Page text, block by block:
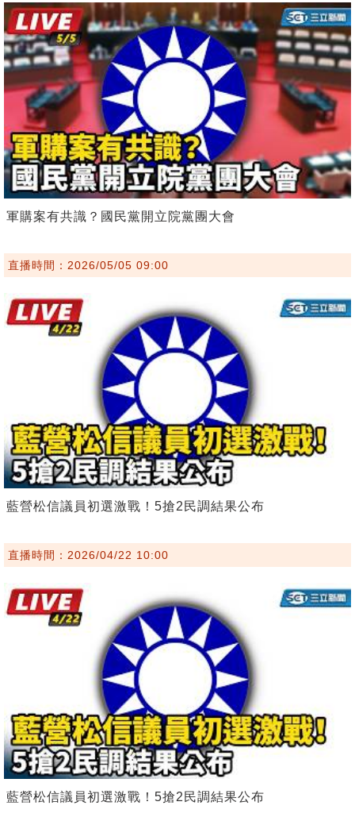
軍購案有共識？國民黨開立院黨團大會
直播時間：2026/05/05 09:00
藍營松信議員初選激戰！5搶2民調結果公布
直播時間：2026/04/22 10:00
藍營松信議員初選激戰！5搶2民調結果公布